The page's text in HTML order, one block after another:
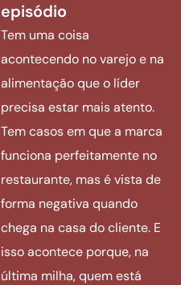
episódio
Tem uma coisa
acontecendo no varejo e na
alimentação que o líder
precisa estar mais atento.
Tem casos em que a marca
funciona perfeitamente no
restaurante, mas é vista de
forma negativa quando
chega na casa do cliente. E
isso acontece porque, na
última milha, quem está